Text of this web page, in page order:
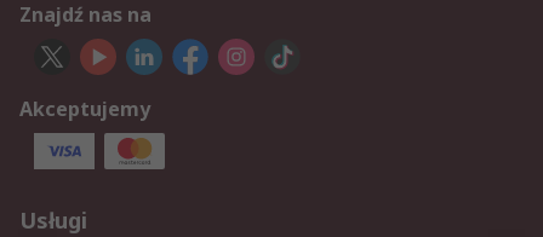
Znajdź nas na
Akceptujemy
Usługi